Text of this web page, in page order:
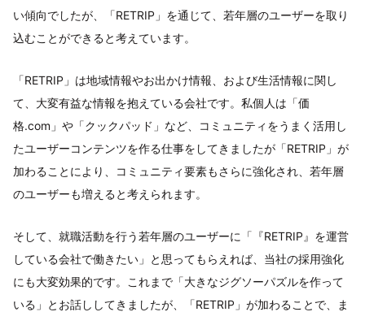
い傾向でしたが、「RETRIP」を通じて、若年層のユーザーを取り
込むことができると考えています。
「RETRIP」は地域情報やお出かけ情報、および生活情報に関し
て、大変有益な情報を抱えている会社です。私個人は「価
格.com」や「クックパッド」など、コミュニティをうまく活用し
たユーザーコンテンツを作る仕事をしてきましたが「RETRIP」が
加わることにより、コミュニティ要素もさらに強化され、若年層
のユーザーも増えると考えられます。
そして、就職活動を行う若年層のユーザーに「『RETRIP』を運営
している会社で働きたい」と思ってもらえれば、当社の採用強化
にも大変効果的です。これまで「大きなジグソーパズルを作って
いる」とお話ししてきましたが、「RETRIP」が加わることで、ま